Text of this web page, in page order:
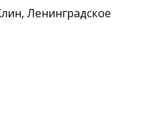
Ленинградское